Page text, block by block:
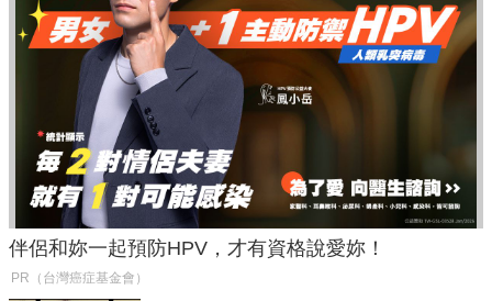
伴侶和妳一起預防HPV，才有資格說愛妳！
PR（台灣癌症基金會）